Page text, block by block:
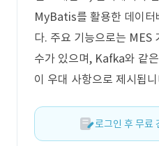
MyBatis를 활용한 데이터
다. 주요 기능으로는 MES
수가 있으며, Kafka와 같
이 우대 사항으로 제시됩
로그인 후 무료